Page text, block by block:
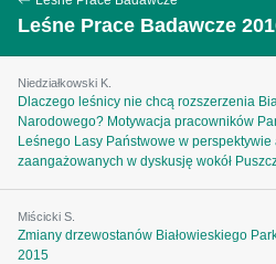
Leśne Prace Badawcze
Niedziałkowski K.
Dlaczego leśnicy nie chcą rozszerzenia
Narodowego? Motywacja pracowników
Leśnego Lasy Państwowe w perspektywie
zaangażowanych w dyskusję wokół
Miścicki S.
Zmiany drzewostanów Białowieskiego
2015